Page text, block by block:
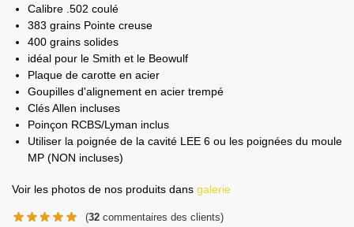
Calibre .502 coulé
383 grains Pointe creuse
400 grains solides
idéal pour le Smith et le Beowulf
Plaque de carotte en acier
Goupilles d'alignement en acier trempé
Clés Allen incluses
Poinçon RCBS/Lyman inclus
Utiliser la poignée de la cavité LEE 6 ou les poignées du moule
MP (NON incluses)
Voir les photos de nos produits dans galerie
(32 commentaires des clients)